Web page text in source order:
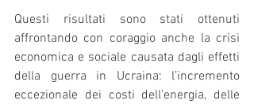
Questi risultati sono stati ottenuti
affrontando con coraggio anche la crisi
economica e sociale causata dagli effetti
della guerra in Ucraina: l’incremento
eccezionale dei costi dell’energia, delle